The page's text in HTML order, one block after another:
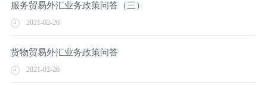
服务贸易外汇业务政策问答（三）
2021-02-26
货物贸易外汇业务政策问答
2021-02-26